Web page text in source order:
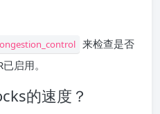
来检查是否
启用。
的速度？